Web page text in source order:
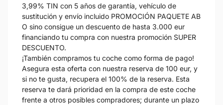
3,99% TIN con 5 años de garantía, vehículo de
sustitución y envío incluido PROMOCIÓN PAQUETE AB
O sino consigue un descuento de hasta 3.000 eur
financiando tu compra con nuestra promoción SUPER
DESCUENTO.
¡También compramos tu coche como forma de pago!
Asegura esta oferta con nuestra reserva de 100 eur, y
si no te gusta, recupera el 100% de la reserva. Esta
reserva te dará prioridad en la compra de este coche
frente a otros posibles compradores; durante un plazo